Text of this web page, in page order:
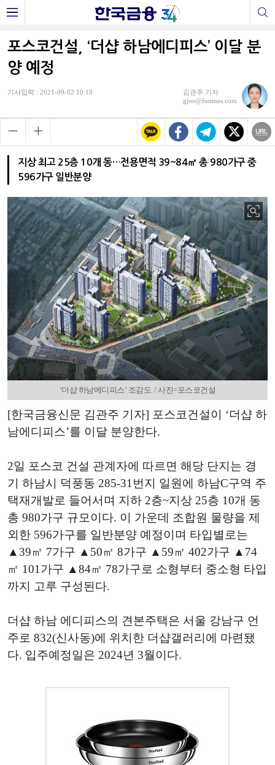
포스코건설, ‘더샵 하남에디피스’ 이달 분
양 예정
기사입력 : 2021-09-02 10:18
김관주 기자
gjoo@fntimes.com
지상 최고 25층 10개 동…전용면적 39~84㎡ 총 980가구 중
596가구 일반분양
‘더샵 하남에디피스’ 조감도. / 사진=포스코건설
[한국금융신문 김관주 기자] 포스코건설이 ‘더샵 하
남에디피스’를 이달 분양한다.
2일 포스코 건설 관계자에 따르면 해당 단지는 경
기 하남시 덕풍동 285-31번지 일원에 하남C구역 주
택재개발로 들어서며 지하 2층~지상 25층 10개 동
총 980가구 규모이다. 이 가운데 조합원 물량을 제
외한 596가구를 일반분양 예정이며 타입별로는
▲39㎡ 7가구 ▲50㎡ 8가구 ▲59㎡ 402가구 ▲74
㎡ 101가구 ▲84㎡ 78가구로 소형부터 중소형 타입
까지 고루 구성된다.
더샵 하남 에디피스의 견본주택은 서울 강남구 언
주로 832(신사동)에 위치한 더샵갤러리에 마련됐
다. 입주예정일은 2024년 3월이다.